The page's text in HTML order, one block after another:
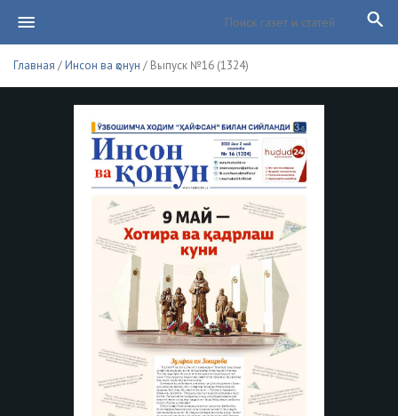
Главная /Инсон ва қонун / Выпуск №16 (1324)